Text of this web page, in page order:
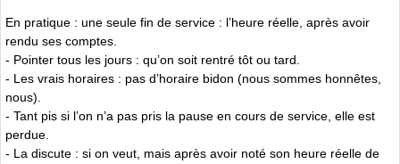
En pratique : une seule fin de service : l’heure réelle, après avoir
rendu ses comptes.
- Pointer tous les jours : qu’on soit rentré tôt ou tard.
- Les vrais horaires : pas d’horaire bidon (nous sommes honnêtes,
nous).
- Tant pis si l’on n’a pas pris la pause en cours de service, elle est
perdue.
- La discute : si on veut, mais après avoir noté son heure réelle de